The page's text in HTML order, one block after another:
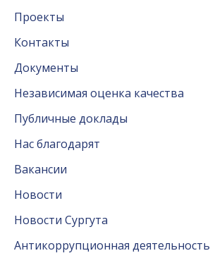
Проекты
Контакты
Документы
Независимая оценка качества
Публичные доклады
Нас благодарят
Вакансии
Новости
Новости Сургута
Антикоррупционная деятельность